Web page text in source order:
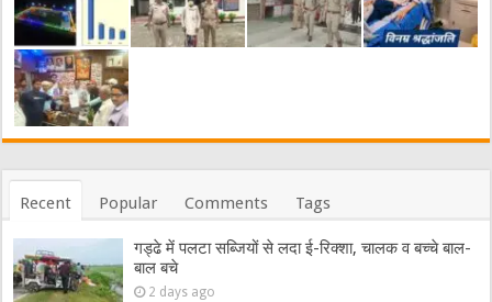
Recent Popular Comments Tags
गड्ढे में पलटा सब्जियों से लदा ई-रिक्शा, चालक व बच्चे बाल-
बाल बचे
2 days ago